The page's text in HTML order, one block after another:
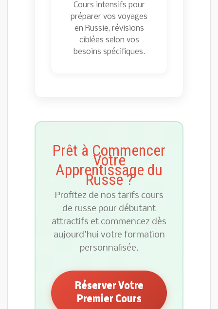
Cours intensifs pour
préparer vos voyages
en Russie, révisions
ciblées selon vos
besoins spécifiques.
Prêt à Commencer
Votre
Apprentissage du
Russe ?
Profitez de nos tarifs cours
de russe pour débutant
attractifs et commencez dès
aujourd'hui votre formation
personnalisée.
Réserver Votre
Premier Cours